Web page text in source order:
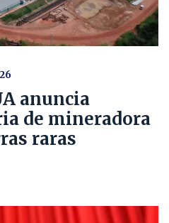
anuncia
de mineradora
raras